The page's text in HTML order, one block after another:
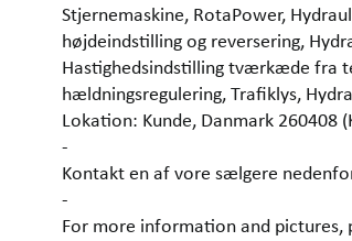
Stjernemaskine, RotaPower,
højdeindstilling og reversering,
Hastighedsindstilling tværkæde fra
hældningsregulering, Trafiklys,
Lokation: Kunde, Danmark 260408
-
Kontakt en af vore sælgere
-
For more information and